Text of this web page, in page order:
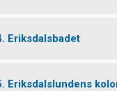
Eriksdalsbadet
Eriksdalslundens